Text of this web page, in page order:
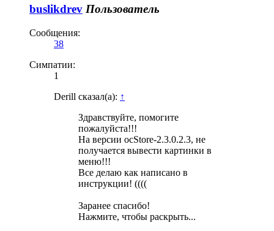
buslikdrev Пользователь
Сообщения:
38
Симпатии:
1
Derill сказал(а): ↑
Здравствуйте, помогите
пожалуйста!!!
На версии ocStore-2.3.0.2.3, не
получается вывести картинки в
меню!!!
Все делаю как написано в
инструкции! ((((
Заранее спасибо!
Нажмите, чтобы раскрыть...